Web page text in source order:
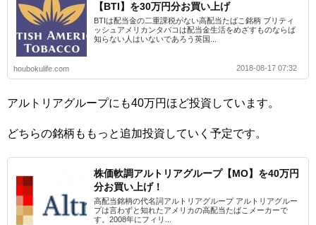
【BTI】を30万円分お買い上げ
BTIは配当金の二重課税がない高配当たばこ銘柄 ブリティ
ッシュアメリカンタバコは配当金生活をめざすものならば
知らない人はいないであろう英国...
houbokulife.com 2018-08-17 07:32
アルトリアグループにも40万円ほど投資しています。
どちらの銘柄ももっと追加投資していく予定です。
株価軟調アルトリアグループ【MO】を40万円
分お買い上げ！
高配当銘柄の代名詞アルトリアグループ アルトリアグルー
プは言わずと知れたアメリカの高配当たばこメーカーで
す。2008年にフィリ...